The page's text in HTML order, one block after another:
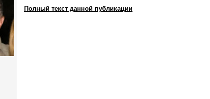
Полный текст данной публикации